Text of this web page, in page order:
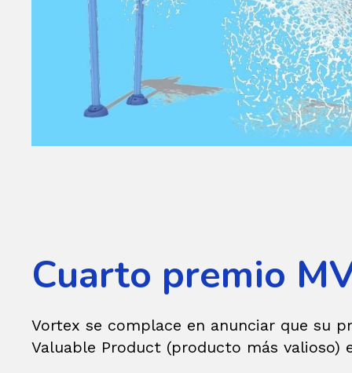
Cuarto premio
Vortex se complace en anunciar que su
Valuable Product (producto más